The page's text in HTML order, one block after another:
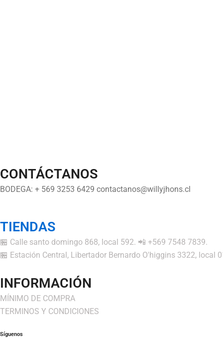
CONTÁCTANOS
BODEGA: + 569 3253 6429 contactanos@willyjhons.cl
TIENDAS
🏪 Calle santo domingo 868, local 592. 📲 +569 7548 7839.
🏪 Estación Central, Libertador Bernardo O'higgins 3322, local
INFORMACIÓN
MÍNIMO DE COMPRA
TERMINOS Y CONDICIONES
Síguenos